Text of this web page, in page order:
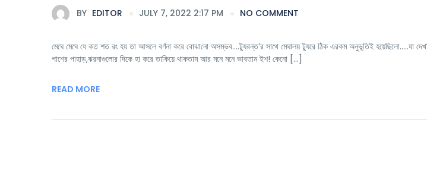
BY EDITOR JULY 7, 2022 2:17 PM NO COMMENT
মেঘে মেঘে যে কত শত রং হয় তা আসলে বর্ণনা করে বোঝা‌নো অসম্ভব….ট্যুরন্ত’র সাথে মেঘালয় ট্যুরে ঠিক এরকম অনুভূতিই হয়েছিলো…..যা
পাশের পাহাড়,ঝরনাগুলোর দিকে হা করে তাকিয়ে থাকতাম আর মনে মনে ভাবতাম ইশ! কেনো […]
READ MORE